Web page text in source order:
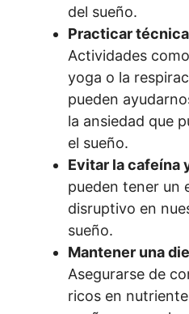
del sueño.
Practicar
Actividades
yoga o la
pueden
la ansiedad que
el sueño.
Evitar la cafeína
pueden tener un
disruptivo en
sueño.
Mantener una
Asegurarse de
ricos en